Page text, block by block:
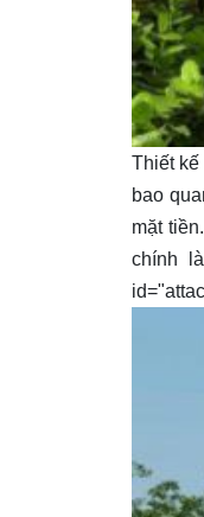
Thiết kế
bao
mặt
chính